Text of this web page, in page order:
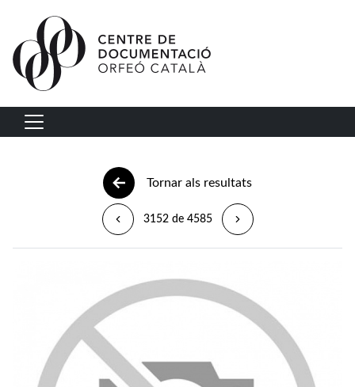
Vés al contingut
Navegació principal
Tornar als resultats
3152 de 4585